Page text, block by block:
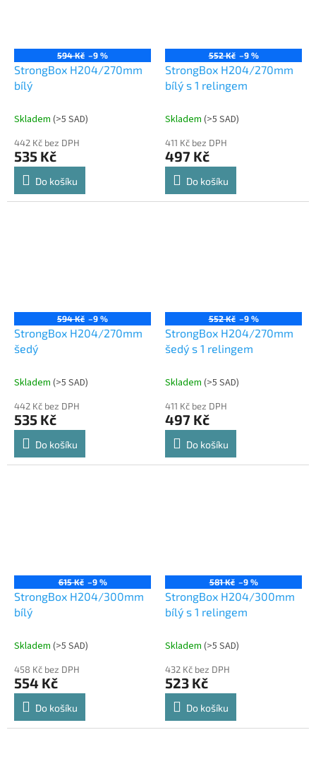
594 Kč –9 %
StrongBox H204/270mm
bílý
Skladem (>5 SAD)
442 Kč bez DPH
535 Kč
Do košíku
552 Kč –9 %
StrongBox H204/270mm
bílý s 1 relingem
Skladem (>5 SAD)
411 Kč bez DPH
497 Kč
Do košíku
594 Kč –9 %
StrongBox H204/270mm
šedý
Skladem (>5 SAD)
442 Kč bez DPH
535 Kč
Do košíku
552 Kč –9 %
StrongBox H204/270mm
šedý s 1 relingem
Skladem (>5 SAD)
411 Kč bez DPH
497 Kč
Do košíku
615 Kč –9 %
StrongBox H204/300mm
bílý
Skladem (>5 SAD)
458 Kč bez DPH
554 Kč
Do košíku
581 Kč –9 %
StrongBox H204/300mm
bílý s 1 relingem
Skladem (>5 SAD)
432 Kč bez DPH
523 Kč
Do košíku